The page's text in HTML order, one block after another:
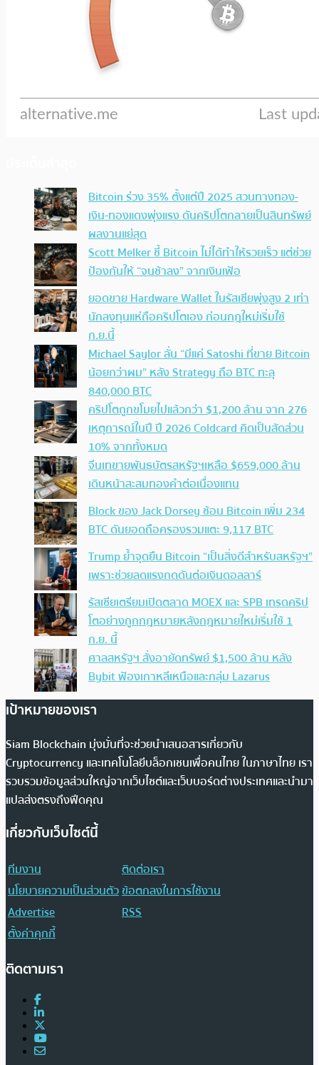
Bitcoin ร่วง 35% ตั้งแต่ปี 2025 สวนทางทอง-
เงิน-ทองแดงพุ่งแรง ดันคริปโตกลายเป็นสินทรัพย์
ผลงานแย่สุด
Scott Melker ชี้ Bitcoin ไม่ได้ทำให้รวยเร็ว แต่ช่วย
ป้องกันให้ “จนช้าลง” จากเงินเฟ้อ
ยอดขาย Hardware Wallet ในรัสเซียพุ่งสูง 2 เท่า
นักลงทุนแห่ถือคริปโตเอง ก่อนกฎใหม่เริ่มใช้
ก.ย.นี้
Michael Saylor ลั่น “มีแค่ Satoshi ที่ขาย Bitcoin
น้อยกว่าผม” หลัง Strategy ถือ BTC ทะลุ
840,000 BTC
คริปโตถูกขโมยไปแล้วกว่า $1,200 ล้าน จาก 276
เหตุการณ์ในปี ปี 2026 Coldcard คิดเป็นสัดส่วน
10% จากทั้งหมด
จีนเทขายพันธบัตรสหรัฐฯเหลือ $659,000 ล้าน
เดินหน้าสะสมทองคำต่อเนื่องแทน
Block ของ Jack Dorsey ช้อน Bitcoin เพิ่ม 234
BTC ดันยอดถือครองรวมแตะ 9,117 BTC
Trump ย้ำจุดยืน Bitcoin “เป็นสิ่งดีสำหรับสหรัฐฯ”
เพราะช่วยลดแรงกดดันต่อเงินดอลลาร์
รัสเซียเตรียมเปิดตลาด MOEX และ SPB เทรดคริป
โตอย่างถูกกฎหมายหลังกฎหมายใหม่เริ่มใช้ 1
ก.ย. นี้
ศาลสหรัฐฯ สั่งอายัดทรัพย์ $1,500 ล้าน หลัง
Bybit ฟ้องเกาหลีเหนือและกลุ่ม Lazarus
เป้าหมายของเรา
Siam Blockchain มุ่งมั่นที่จะช่วยนำเสนอสารเกี่ยวกับ
Cryptocurrency และเทคโนโลยีบล็อกเชนเพื่อคนไทย ในภาษาไทย เรา
รวบรวมข้อมูลส่วนใหญ่จากเว็บไซต์และเว็บบอร์ดต่างประเทศและนำมา
แปลส่งตรงถึงฟีดคุณ
เกี่ยวกับเว็บไซต์นี้
ทีมงาน
ติดต่อเรา
นโยบายความเป็นส่วนตัวข้อตกลงในการใช้งาน
Advertise
RSS
ตั้งค่าคุกกี้
ติดตามเรา